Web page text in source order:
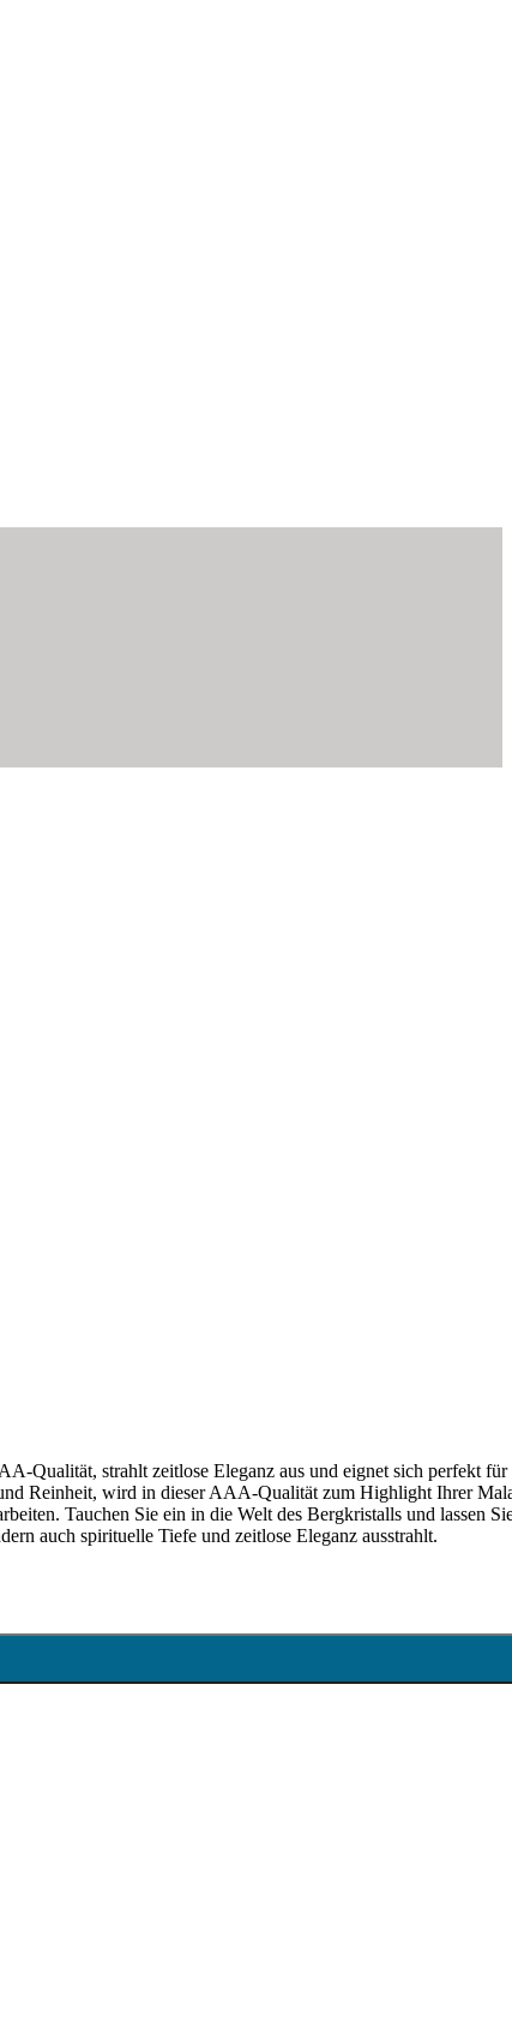
Qualität, strahlt zeitlose Eleganz aus und eignet sich perfekt für
Reinheit, wird in dieser AAA-Qualität zum Highlight Ihrer
Tauchen Sie ein in die Welt des Bergkristalls und lassen
auch spirituelle Tiefe und zeitlose Eleganz ausstrahlt.